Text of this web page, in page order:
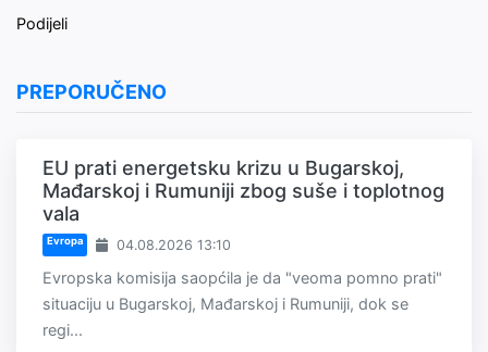
Podijeli
PREPORUČENO
EU prati energetsku krizu u Bugarskoj,
Mađarskoj i Rumuniji zbog suše i toplotnog
vala
Evropa 04.08.2026 13:10
Evropska komisija saopćila je da "veoma pomno prati"
situaciju u Bugarskoj, Mađarskoj i Rumuniji, dok se
regi...